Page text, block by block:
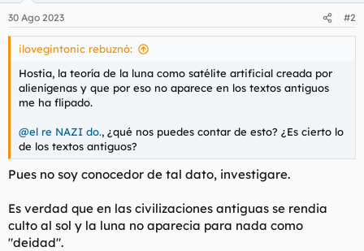
e
s
30 Ago 2023 #2
ilovegintonic rebuznó:
Hostia, la teoría de la luna como satélite artificial creada por
alienígenas y que por eso no aparece en los textos antiguos
me ha flipado.
@el re NAZI do., ¿qué nos puedes contar de esto? ¿Es cierto lo
de los textos antiguos?
Pues no soy conocedor de tal dato, investigare.
Es verdad que en las civilizaciones antiguas se rendia
culto al sol y la luna no aparecia para nada como
"deidad".